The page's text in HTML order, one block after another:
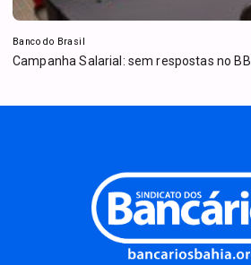
Banco do Brasil
Campanha Salarial: sem respostas no BB